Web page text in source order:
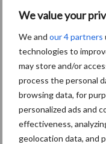
We value your
We and our 4 partners
technologies to
may store and/or
process the personal
browsing data, for
personalized ads and
effectiveness,
geolocation data, and